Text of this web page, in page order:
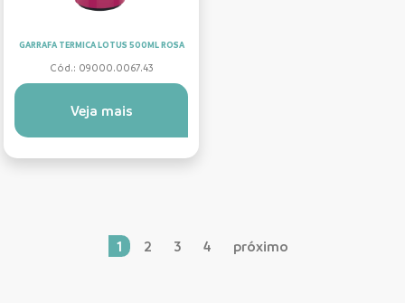
GARRAFA TERMICA LOTUS 500ML ROSA
Cód.: 09000.0067.43
Veja mais
1 2 3 4 próximo